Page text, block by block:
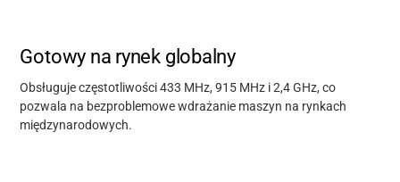
Gotowy na rynek globalny
Obsługuje częstotliwości 433 MHz, 915 MHz i 2,4 GHz, co
pozwala na bezproblemowe wdrażanie maszyn na rynkach
międzynarodowych.